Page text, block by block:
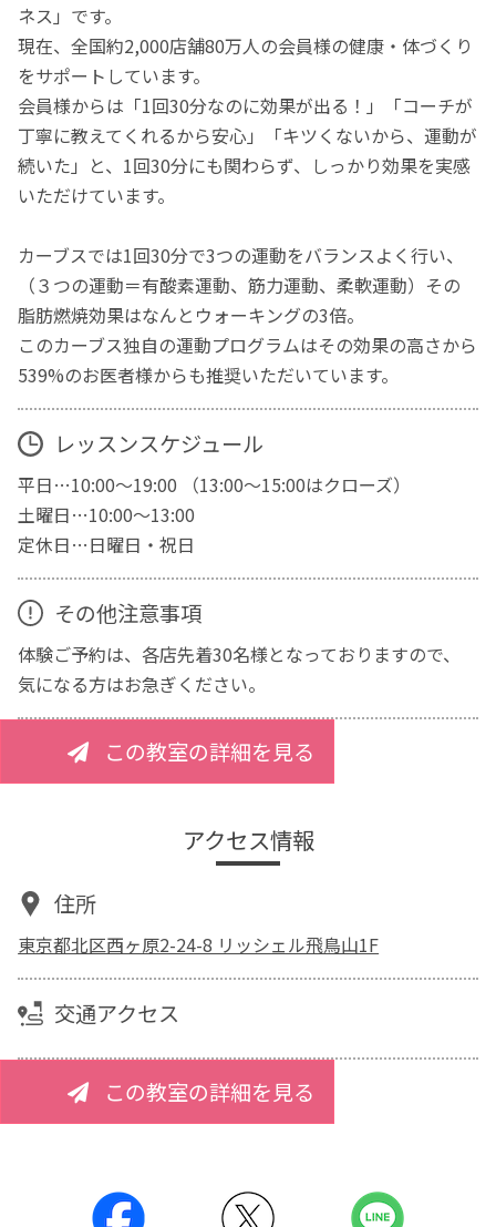
ネス」です。
現在、全国約2,000店舗80万人の会員様の健康・体づくり
をサポートしています。
会員様からは「1回30分なのに効果が出る！」「コーチが
丁寧に教えてくれるから安心」「キツくないから、運動が
続いた」と、1回30分にも関わらず、しっかり効果を実感
いただけています。
カーブスでは1回30分で3つの運動をバランスよく行い、
（３つの運動＝有酸素運動、筋力運動、柔軟運動）その
脂肪燃焼効果はなんとウォーキングの3倍。
このカーブス独自の運動プログラムはその効果の高さから
539%のお医者様からも推奨いただいています。
レッスンスケジュール
平日…10:00～19:00 （13:00～15:00はクローズ）
土曜日…10:00～13:00
定休日…日曜日・祝日
その他注意事項
体験ご予約は、各店先着30名様となっておりますので、
気になる方はお急ぎください。
この教室の詳細を見る
アクセス情報
住所
東京都北区西ヶ原2-24-8 リッシェル飛鳥山1F
交通アクセス
この教室の詳細を見る